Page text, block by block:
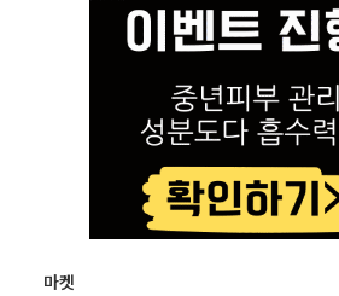
마켓